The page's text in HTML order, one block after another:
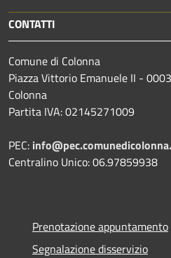
CONTATTI
Comune di Colonna
Piazza Vittorio Emanuele II -
Colonna
Partita IVA: 02145271009
PEC:
Centralino Unico: 06.97859938
Prenotazione appuntamento
Segnalazione disservizio